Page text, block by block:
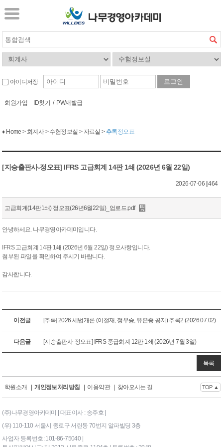
아이디저장
회원가입 ID찾기 / PW재발급
♦ Home > 회계사 > 수험정보실 > 자료실 > 추록정오표
[지승출판사-정오표] IFRS 고급회계 14판 1쇄 (2026년 6월 22일)
2026-07-06 |464
고급회계(14판1쇄) 정오표(26년6월22일)_업로드.pdf
안녕하세요. 나무경영아카데미입니다.
IFRS 고급회계 14판 1쇄 (2026년 6월 22일) 정오사항입니다.
첨부된 파일을 확인하여 주시기 바랍니다.
감사합니다.
이전글 [추록] 2026 세법개론 (이철재, 정우승, 유은종 공저) 추록2 (2026.07.02)
다음글 [지승출판사-정오표] IFRS 중급회계 12판 1쇄 (2026년 7월 3일)
목록
학원소개 | 개인정보처리방침 | 이용약관 | 찾아오시는 길 TOP ▲
(주)나무경영아카데미 | 대표이사 : 송주호 |
(우) 110-110 서울시 종로구 서린동 70번지 알파빌딩 3층
사업자 등록번호: 101-86-75040 |